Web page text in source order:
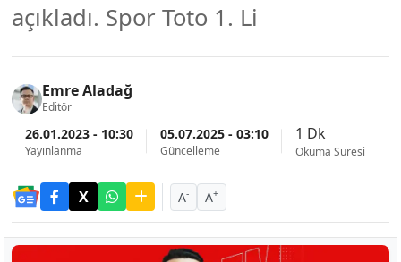
açıkladı. Spor Toto 1. Li
Emre Aladağ
Editör
26.01.2023 - 10:30
Yayınlanma
05.07.2025 - 03:10
Güncelleme
1 Dk
Okuma Süresi
A- A+